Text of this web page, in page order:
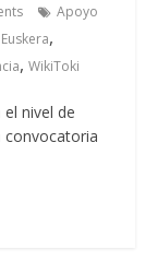
Apoyo
Euskera,
, WikiToki
nivel de
convocatoria